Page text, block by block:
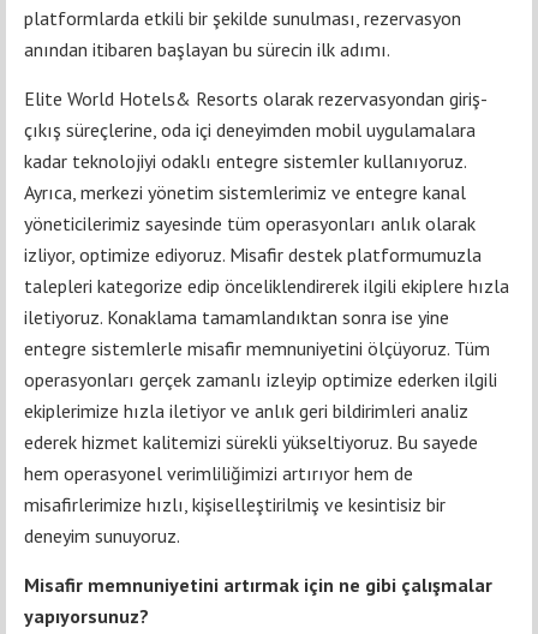
platformlarda etkili bir şekilde sunulması, rezervasyon
anından itibaren başlayan bu sürecin ilk adımı.
Elite World Hotels& Resorts olarak rezervasyondan giriş-
çıkış süreçlerine, oda içi deneyimden mobil uygulamalara
kadar teknolojiyi odaklı entegre sistemler kullanıyoruz.
Ayrıca, merkezi yönetim sistemlerimiz ve entegre kanal
yöneticilerimiz sayesinde tüm operasyonları anlık olarak
izliyor, optimize ediyoruz. Misafir destek platformumuzla
talepleri kategorize edip önceliklendirerek ilgili ekiplere hızla
iletiyoruz. Konaklama tamamlandıktan sonra ise yine
entegre sistemlerle misafir memnuniyetini ölçüyoruz. Tüm
operasyonları gerçek zamanlı izleyip optimize ederken ilgili
ekiplerimize hızla iletiyor ve anlık geri bildirimleri analiz
ederek hizmet kalitemizi sürekli yükseltiyoruz. Bu sayede
hem operasyonel verimliliğimizi artırıyor hem de
misafirlerimize hızlı, kişiselleştirilmiş ve kesintisiz bir
deneyim sunuyoruz.
Misafir memnuniyetini artırmak için ne gibi çalışmalar
yapıyorsunuz?